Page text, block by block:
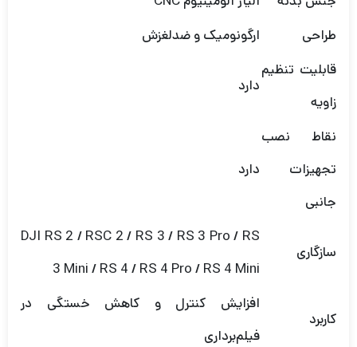
طراحی
ارگونومیک و ضدلغزش
قابلیت تنظیم
زاویه
دارد
نقاط نصب
تجهیزات
جانبی
دارد
سازگاری
DJI RS 2 / RSC 2 / RS 3 / RS 3 Pro / RS
3 Mini / RS 4 / RS 4 Pro / RS 4 Mini
کاربرد
افزایش کنترل و کاهش خستگی در
فیلم‌برداری